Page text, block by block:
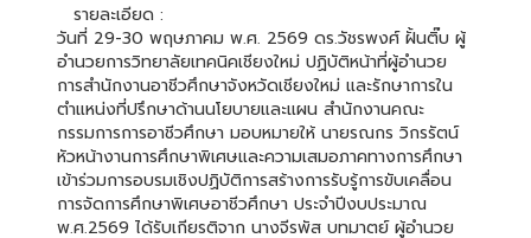
รายละเอียด :
วันที่ 29-30 พฤษภาคม พ.ศ. 2569 ดร.วัชรพงศ์ ฝั้นติ๊บ ผู้
อำนวยการวิทยาลัยเทคนิคเชียงใหม่ ปฏิบัติหน้าที่ผู้อำนวย
การสำนักงานอาชีวศึกษาจังหวัดเชียงใหม่ และรักษาการใน
ตำแหน่งที่ปรึกษาด้านนโยบายและแผน สำนักงานคณะ
กรรมการการอาชีวศึกษา มอบหมายให้ นายรณกร วิกรรัตน์
หัวหน้างานการศึกษาพิเศษและความเสมอภาคทางการศึกษา
เข้าร่วมการอบรมเชิงปฏิบัติการสร้างการรับรู้การขับเคลื่อน
การจัดการศึกษาพิเศษอาชีวศึกษา ประจำปีงบประมาณ
พ.ศ.2569 ได้รับเกียรติจาก นางจีรพัส บทมาตย์ ผู้อำนวย